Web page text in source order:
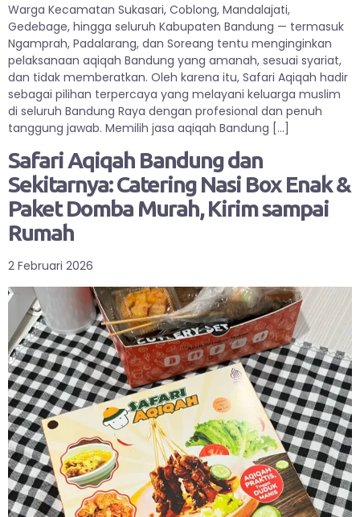
Warga Kecamatan Sukasari, Coblong, Mandalajati,
Gedebage, hingga seluruh Kabupaten Bandung — termasuk
Ngamprah, Padalarang, dan Soreang tentu menginginkan
pelaksanaan aqiqah Bandung yang amanah, sesuai syariat,
dan tidak memberatkan. Oleh karena itu, Safari Aqiqah hadir
sebagai pilihan terpercaya yang melayani keluarga muslim
di seluruh Bandung Raya dengan profesional dan penuh
tanggung jawab. Memilih jasa aqiqah Bandung […]
Safari Aqiqah Bandung dan
Sekitarnya: Catering Nasi Box Enak &
Paket Domba Murah, Kirim sampai
Rumah
2 Februari 2026